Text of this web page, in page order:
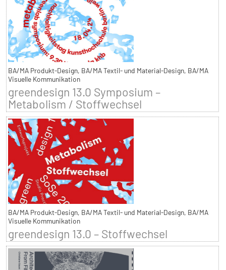
BA/MA Produkt-Design, BA/MA Textil- und Material-Design, BA/MA
Visuelle Kommunikation
greendesign 13.0 Symposium –
Metabolism / Stoffwechsel
BA/MA Produkt-Design, BA/MA Textil- und Material-Design, BA/MA
Visuelle Kommunikation
greendesign 13.0 – Stoffwechsel